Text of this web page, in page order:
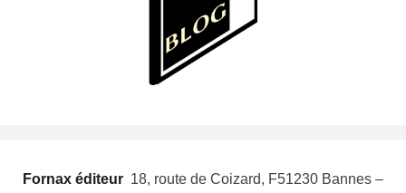
Fornax éditeur  18, route de Coizard, F51230 Bannes –